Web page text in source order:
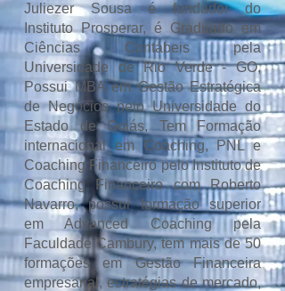
Juliezer Sousa é fundador do
Instituto Prosperar, é Graduado em
Ciências Contábeis pela
Universidade de RioVerde - GO,
Possui MBA em Gestão Estratégica
deNegóciospeloUniversidade do
Estado deGoiás, Tem Formação
internacional em Coaching, PNL e
Coaching Financeiro pelo Instituto de
Coaching Financeiro com Roberto
Navarro, possui formação superior
em Advanced Coaching pela
Faculdade Cambury, tem mais de 50
formações em Gestão Financeira
empresarial, estratégias de mercado,